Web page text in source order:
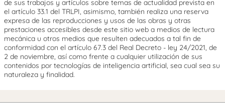
de sus trabajos y artículos sobre temas de actualidad prevista en
el artículo 33.1 del TRLPI, asimismo, también realiza una reserva
expresa de las reproducciones y usos de las obras y otras
prestaciones accesibles desde este sitio web a medios de lectura
mecánica u otros medios que resulten adecuados a tal fin de
conformidad con el artículo 67.3 del Real Decreto - ley 24/2021, de
2 de noviembre, así como frente a cualquier utilización de sus
contenidos por tecnologías de inteligencia artificial, sea cual sea su
naturaleza y finalidad.